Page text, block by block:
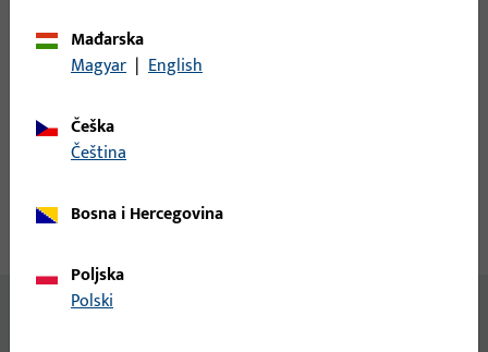
Nema dostupnog sadržaja
Mađarska
Magyar | English
Češka
čeština
Bosna i Hercegovina
Poljska
Polski